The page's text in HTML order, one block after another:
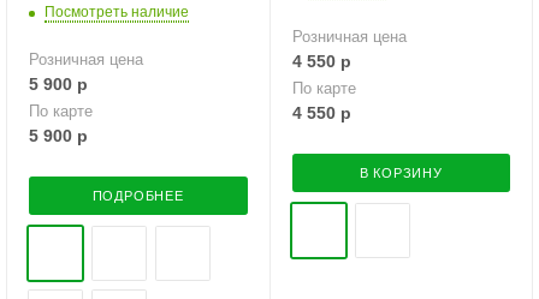
Посмотреть наличие
Розничная цена
5 900 р
По карте
5 900 р
ПОДРОБНЕЕ
Розничная цена
4 550р
По карте
4 550р
В КОРЗИНУ